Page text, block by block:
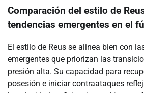
Comparación del estilo de
tendencias emergentes en el
El estilo de Reus se alinea bien con
emergentes que priorizan las
presión alta. Su capacidad para
posesión e iniciar contraataques